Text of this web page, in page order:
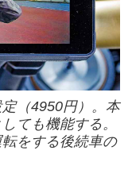
（4950円）。本
ても機能する。
をする後続車の